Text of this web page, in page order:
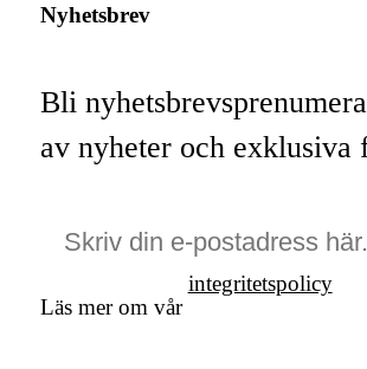
Nyhetsbrev
Bli
av nyheter och exklusiva
Läs mer om vår
integritetspolicy